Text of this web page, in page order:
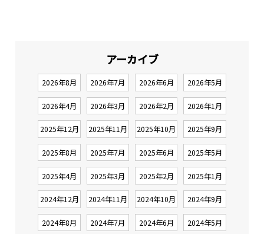
アーカイブ
2026年8月 2026年7月 2026年6月 2026年5月
2026年4月 2026年3月 2026年2月 2026年1月
2025年12月 2025年11月 2025年10月 2025年9月
2025年8月 2025年7月 2025年6月 2025年5月
2025年4月 2025年3月 2025年2月 2025年1月
2024年12月 2024年11月 2024年10月 2024年9月
2024年8月 2024年7月 2024年6月 2024年5月